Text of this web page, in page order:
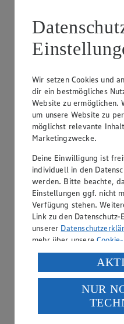
Wir setzen Cookies und
dir ein bestmögliches
Website zu ermöglichen.
um unsere Website zu
möglichst relevante
Marketingzwecke.
Deine Einwilligung ist
individuell in den
werden. Bitte beachte,
Einstellungen ggf. nicht
Verfügung stehen.
Link zu den
unserer
mehr über unsere
Verarbeitung deiner
USA durch Facebook und
Wenn du auf
des Art. 49 Abs. 1 Satz 1
Daten in den USA
NUR